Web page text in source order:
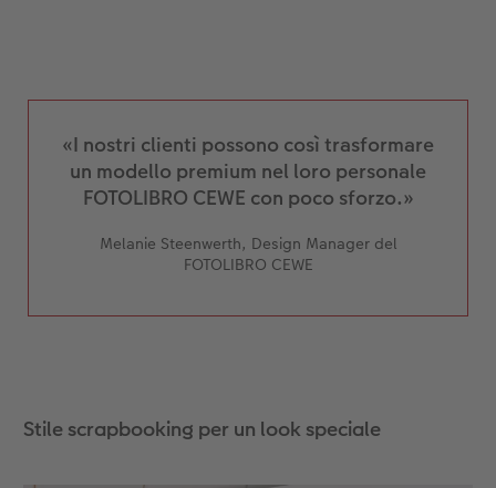
«I nostri clienti possono così trasformare
un modello premium nel loro personale
FOTOLIBRO CEWE con poco sforzo.»
Melanie Steenwerth, Design Manager del
FOTOLIBRO CEWE
Stile scrapbooking per un look speciale